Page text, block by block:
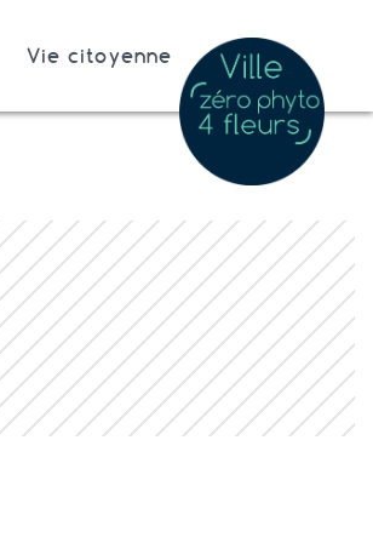
Vie citoyenne